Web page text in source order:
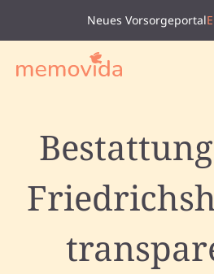
Neues Vorsorgeportal